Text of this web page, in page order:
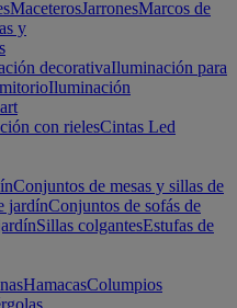
MaceterosJarronesMarcos de
y
decorativaIluminación para
Iluminación
con rielesCintas Led
Conjuntos de mesas y sillas de
jardínConjuntos de sofás de
Sillas colgantesEstufas de
HamacasColumpios